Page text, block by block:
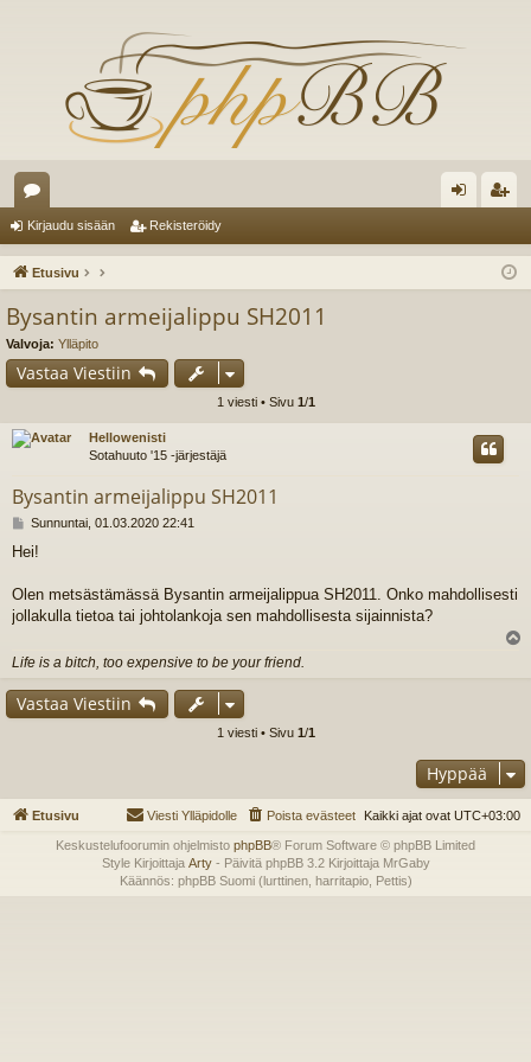
es
ku
el
ua
ee
au ist
Kirjaudu sisään Rekisteröidy
Etusivu
Bysantin armeijalippu SH2011
Valvoja: Ylläpito
Vastaa Viestiin
1 viesti • Sivu 1/1
Hellowenisti
Sotahuuto '15 -järjestäjä
Bysantin armeijalippu SH2011
V
e
t
i
Sunnuntai, 01.03.2020 22:41
Hei!
Olen metsästämässä Bysantin armeijalippua SH2011. Onko mahdollisesti
jollakulla tietoa tai johtolankoja sen mahdollisesta sijainnista?
Life is a bitch, too expensive to be your friend.
Vastaa Viestiin
1 viesti • Sivu 1 /1
Hyppää
Etusivu Kaikki ajat ovat UTC+03:00
Poista evästeet
Viesti Ylläpidolle
Keskustelufoorumin ohjelmisto phpBB® Forum Software © phpBB Limited
Style Kirjoittaja Arty- Päivitä phpBB 3.2 Kirjoittaja MrGaby
Käännös: phpBB Suomi (lurttinen, harritapio, Pettis)